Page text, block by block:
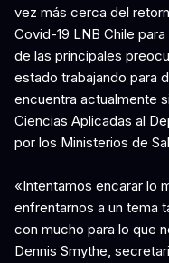
vez más cerca del
Covid-19 LNB Chile
de las principales
estado trabajando para
encuentra actualmente
Ciencias Aplicadas al
por los Ministerios de
«Intentamos encarar lo
enfrentarnos a un tema
con mucho para lo que
Dennis Smythe,